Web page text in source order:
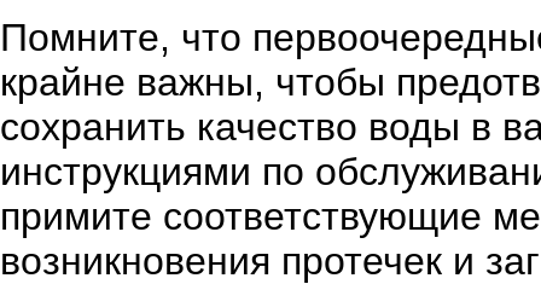
Помните, что
крайне важны, чтобы
сохранить качество воды в
инструкциями по
примите соответствующие
возникновения протечек и